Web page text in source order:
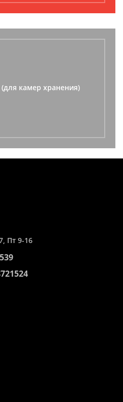
камер хранения)
Пт 9-16